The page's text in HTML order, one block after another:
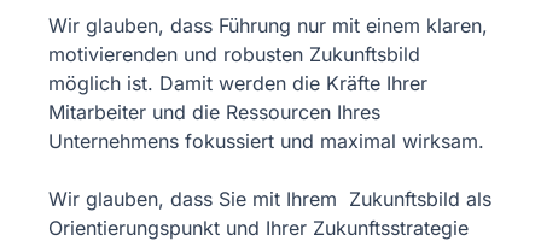
Wir glauben, dass Führung nur mit einem klaren,
motivierenden und robusten Zukunftsbild
möglich ist. Damit werden die Kräfte Ihrer
Mitarbeiter und die Ressourcen Ihres
Unternehmens fokussiert und maximal wirksam.
Wir glauben, dass Sie mit Ihrem Zukunftsbild als
Orientierungspunkt und Ihrer Zukunftsstrategie